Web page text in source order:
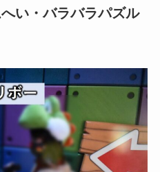
い・バラバラパズル